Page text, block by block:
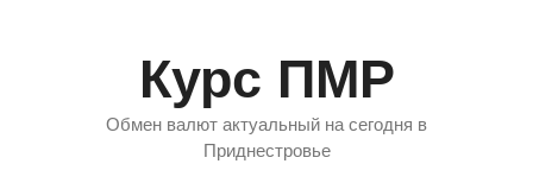
Курс ПМР
Обмен валют актуальный на сегодня в
Приднестровье